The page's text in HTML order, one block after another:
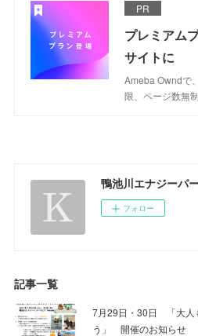
PR
プレミアム
サイトに
Ameba Owndで
限、ページ数無
鴨池川エナジーパ
フォロー
記事一覧
7月29日・30日 「大人
う」 開催のお知らせ